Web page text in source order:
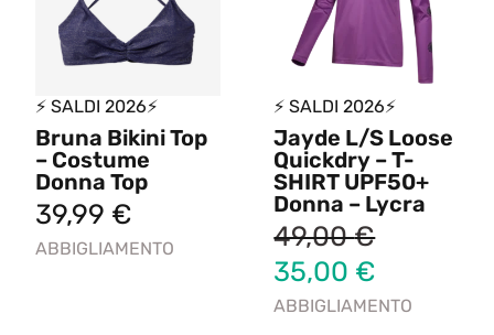
⚡ SALDI 2026⚡
Bruna Bikini Top
– Costume
Donna Top
39,99 €
ABBIGLIAMENTO
⚡ SALDI 2026⚡
Jayde L/S Loose
Quickdry – T-
SHIRT UPF50+
Donna – Lycra
49,00€
35,00 €
ABBIGLIAMENTO